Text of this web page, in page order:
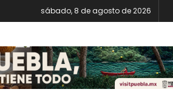
sábado, 8 de agosto de 2026